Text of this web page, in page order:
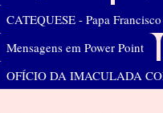
CATEQUESE - Papa Francisco
Mensagens em Power Point
OFÍCIO DA IMACULADA